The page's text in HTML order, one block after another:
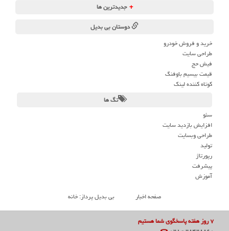
+ جدیدترین ها
دوستان بی بدیل
خرید و فروش خودرو
طراحی سایت
فیش حج
قیمت بیسیم باوفنگ
کوتاه کننده لینک
تگ ها
سئو
افزایش بازدید سایت
طراحی وبسایت
تولید
رپورتاژ
پیشرفت
آموزش
صفحه اخبار
بی بدیل پرداز: خانه
۷ روز هفته پاسخگوی شما هستیم